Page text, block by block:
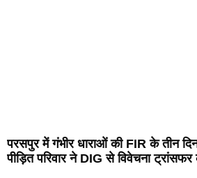
परसपुर में गंभीर धाराओं की FIR के तीन दिन
पीड़ित परिवार ने DIG से विवेचना ट्रांसफर